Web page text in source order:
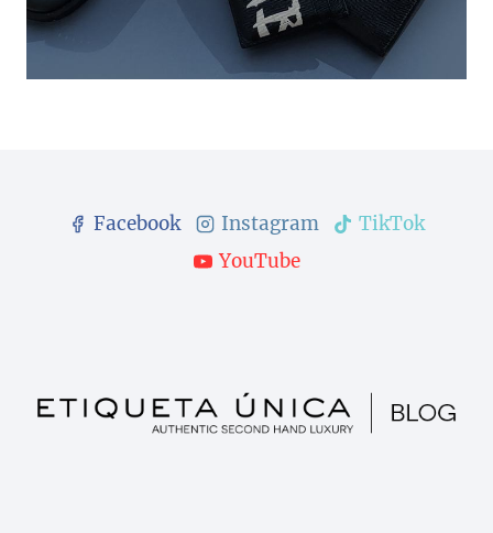
Facebook Instagram
TikTok
YouTube